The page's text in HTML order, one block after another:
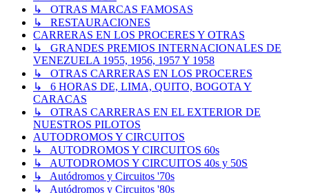
↳ OTRAS MARCAS FAMOSAS
↳ RESTAURACIONES
CARRERAS EN LOS PROCERES Y OTRAS
↳ GRANDES PREMIOS INTERNACIONALES DE
VENEZUELA 1955, 1956, 1957 Y 1958
↳ OTRAS CARRERAS EN LOS PROCERES
↳ 6 HORAS DE, LIMA, QUITO, BOGOTA Y
CARACAS
↳ OTRAS CARRERAS EN EL EXTERIOR DE
NUESTROS PILOTOS
AUTODROMOS Y CIRCUITOS
↳ AUTODROMOS Y CIRCUITOS 60s
↳ AUTODROMOS Y CIRCUITOS 40s y 50S
↳ Autódromos y Circuitos '70s
↳ Autódromos y Circuitos '80s